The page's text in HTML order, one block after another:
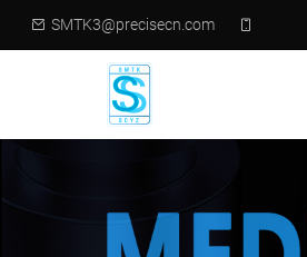
SMTK3@precisecn.com